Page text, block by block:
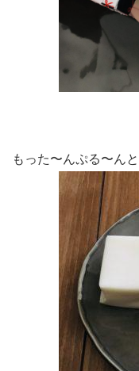
もった〜んぷる〜ん